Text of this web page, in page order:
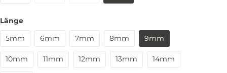
Länge
5mm
6mm 7mm 8mm 9mm
10mm 11mm 12mm 13mm 14mm